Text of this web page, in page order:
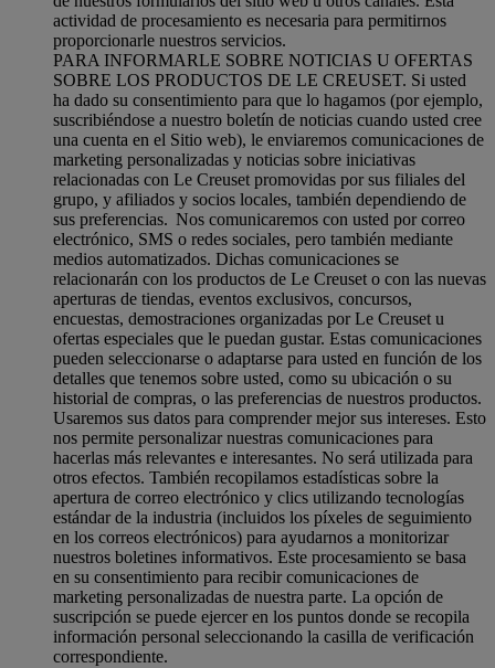
actividad de procesamiento es necesaria para permitirnos
proporcionarle nuestros servicios.
PARA INFORMARLE SOBRE NOTICIAS U OFERTAS
SOBRE LOS PRODUCTOS DE LE CREUSET. Si usted
ha dado su consentimiento para que lo hagamos (por ejemplo,
suscribiéndose a nuestro boletín de noticias cuando usted cree
una cuenta en el Sitio web), le enviaremos comunicaciones de
marketing personalizadas y noticias sobre iniciativas
relacionadas con Le Creuset promovidas por sus filiales del
grupo, y afiliados y socios locales, también dependiendo de
sus preferencias. Nos comunicaremos con usted por correo
electrónico, SMS o redes sociales, pero también mediante
medios automatizados. Dichas comunicaciones se
relacionarán con los productos de Le Creuset o con las nuevas
aperturas de tiendas, eventos exclusivos, concursos,
encuestas, demostraciones organizadas por Le Creuset u
ofertas especiales que le puedan gustar. Estas comunicaciones
pueden seleccionarse o adaptarse para usted en función de los
detalles que tenemos sobre usted, como su ubicación o su
historial de compras, o las preferencias de nuestros productos.
Usaremos sus datos para comprender mejor sus intereses. Esto
nos permite personalizar nuestras comunicaciones para
hacerlas más relevantes e interesantes. No será utilizada para
otros efectos. También recopilamos estadísticas sobre la
apertura de correo electrónico y clics utilizando tecnologías
estándar de la industria (incluidos los píxeles de seguimiento
en los correos electrónicos) para ayudarnos a monitorizar
nuestros boletines informativos. Este procesamiento se basa
en su consentimiento para recibir comunicaciones de
marketing personalizadas de nuestra parte. La opción de
suscripción se puede ejercer en los puntos donde se recopila
información personal seleccionando la casilla de verificación
correspondiente.